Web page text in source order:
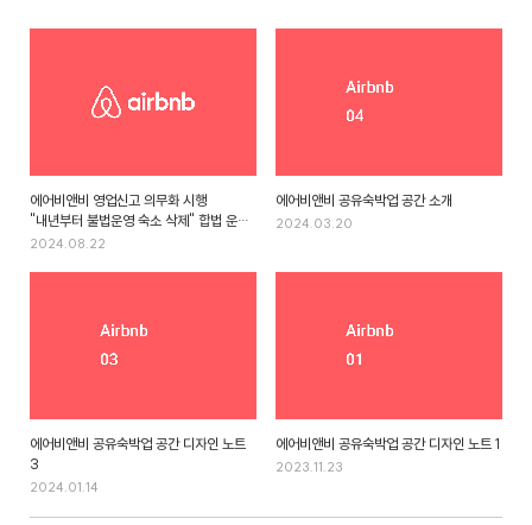
에어비앤비 영업신고 의무화 시행
"내년부터 불법운영 숙소 삭제" 합법 운영
기준은?
2024.08.22
에어비앤비 공유숙박업 공간 소개
2024.03.20
에어비앤비 공유숙박업 공간 디자인 노트
3
2024.01.14
에어비앤비 공유숙박업 공간 디자인 노트 1
2023.11.23